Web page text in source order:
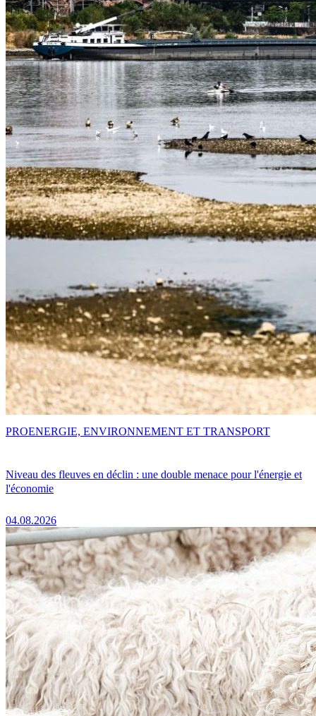
Niveau des fleuves en déclin : une double menace pour l'énergie et
l'économie
04.08.2026
PROENERGIE, ENVIRONNEMENT ET TRANSPORT